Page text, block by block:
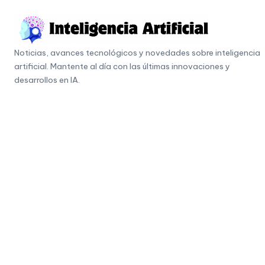
content
I
n
t
Noticias, avances tecnológicos y novedades sobre inteligencia
artificial. Mantente al día con las últimas innovaciones y
desarrollos en IA.